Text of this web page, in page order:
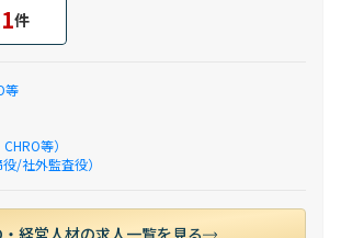
件
等
等）
/社外監査役）
・経営人材の求人一覧を見る